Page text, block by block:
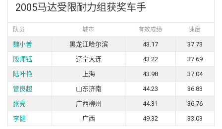
2005马达受限耐力组获奖车手
队员 城市 有效成绩 速度
魏小普 黑龙江哈尔滨 43.17
37.73
殷师钰
辽宁大连 43.22
37.69
陆叶艳
上海 43.98
37.04
管良超
山东济南 44.23
36.83
张亮
广西柳州 44.31
36.76
李健
广西 49.32 33.03